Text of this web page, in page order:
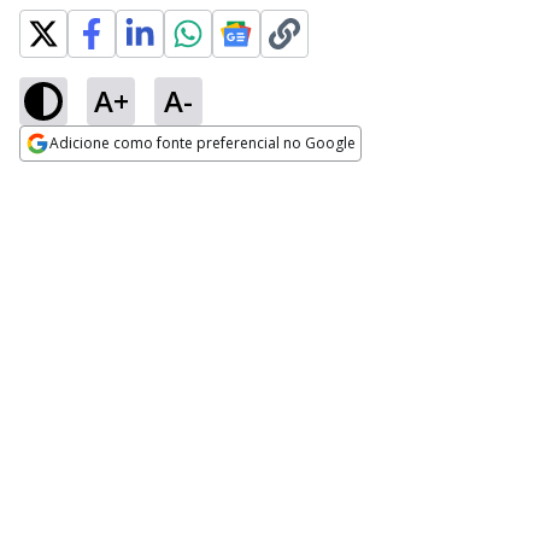
A+ A-
Adicione como fonte preferencial no Google